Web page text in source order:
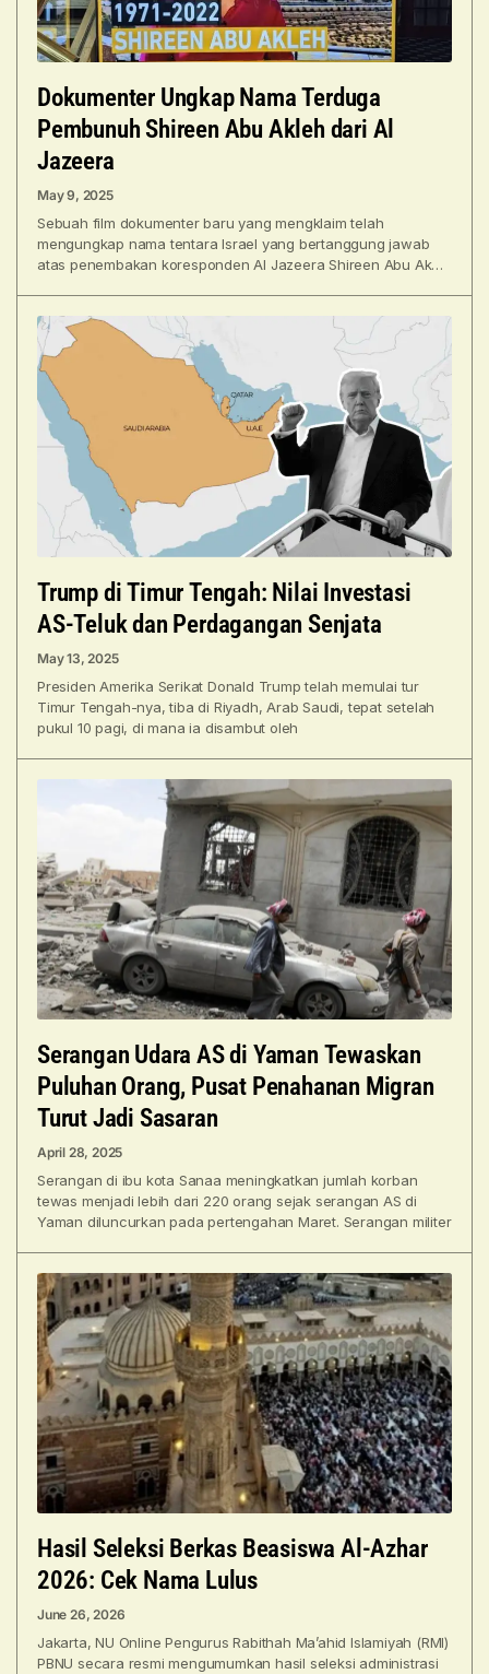
Dokumenter Ungkap Nama Terduga
Pembunuh Shireen Abu Akleh dari Al
Jazeera
May 9, 2025
Sebuah film dokumenter baru yang mengklaim telah
mengungkap nama tentara Israel yang bertanggung jawab
atas penembakan koresponden Al Jazeera Shireen Abu Akleh
Trump di Timur Tengah: Nilai Investasi
AS-Teluk dan Perdagangan Senjata
May 13, 2025
Presiden Amerika Serikat Donald Trump telah memulai tur
Timur Tengah-nya, tiba di Riyadh, Arab Saudi, tepat setelah
pukul 10 pagi, di mana ia disambut oleh
Serangan Udara AS di Yaman Tewaskan
Puluhan Orang, Pusat Penahanan Migran
Turut Jadi Sasaran
April 28, 2025
Serangan di ibu kota Sanaa meningkatkan jumlah korban
tewas menjadi lebih dari 220 orang sejak serangan AS di
Yaman diluncurkan pada pertengahan Maret. Serangan militer
Hasil Seleksi Berkas Beasiswa Al-Azhar
2026: Cek Nama Lulus
June 26, 2026
Jakarta, NU Online Pengurus Rabithah Ma’ahid Islamiyah (RMI)
PBNU secara resmi mengumumkan hasil seleksi administrasi